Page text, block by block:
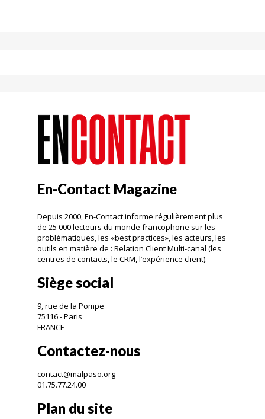
En-Contact Magazine
Depuis 2000, En-Contact informe régulièrement plus
de 25 000 lecteurs du monde francophone sur les
problématiques, les «best practices», les acteurs, les
outils en matière de : Relation Client Multi-canal (les
centres de contacts, le CRM, l’expérience client).
Siège social
9, rue de la Pompe
75116 - Paris
FRANCE
Contactez-nous
contact@malpaso.org
01.75.77.24.00
Plan du site